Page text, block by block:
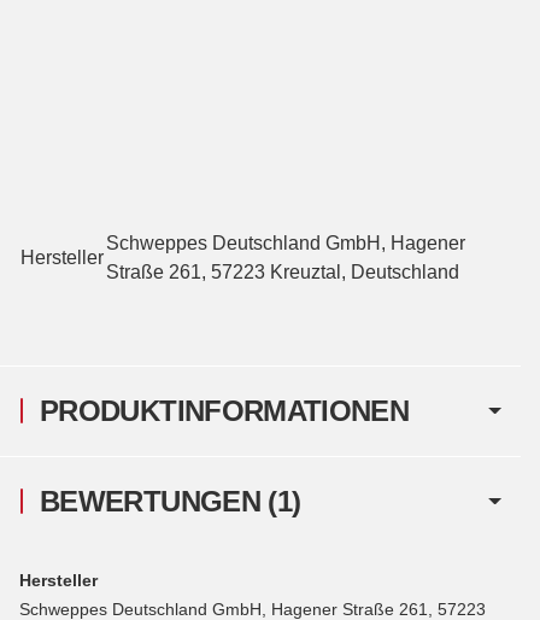
PRODUKTINFORMATIONEN
Hersteller
Schweppes Deutschland GmbH, Hagener
Straße 261, 57223 Kreuztal, Deutschland
BEWERTUNGEN (1)
Hersteller
Schweppes Deutschland GmbH, Hagener Straße 261, 57223